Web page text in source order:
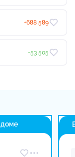
+688 589
-53 505
доме